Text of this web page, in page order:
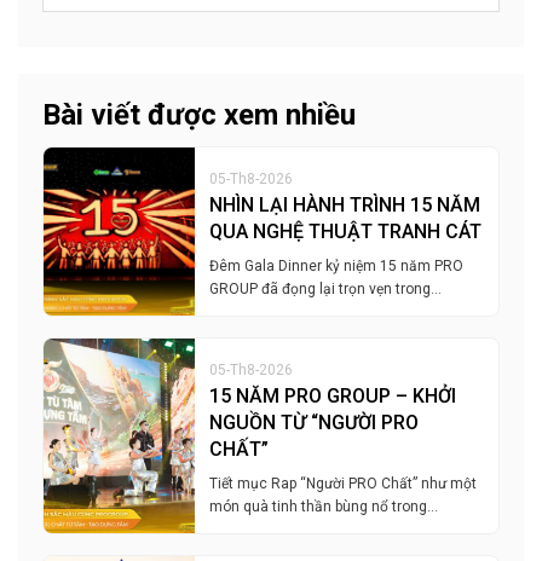
Bài viết được xem nhiều
05-Th8-2026
NHÌN LẠI HÀNH TRÌNH 15 NĂM
QUA NGHỆ THUẬT TRANH CÁT
Đêm Gala Dinner kỷ niệm 15 năm PRO
GROUP đã đọng lại trọn vẹn trong…
05-Th8-2026
15 NĂM PRO GROUP – KHỞI
NGUỒN TỪ “NGƯỜI PRO
CHẤT”
Tiết mục Rap “Người PRO Chất” như một
món quà tinh thần bùng nổ trong…